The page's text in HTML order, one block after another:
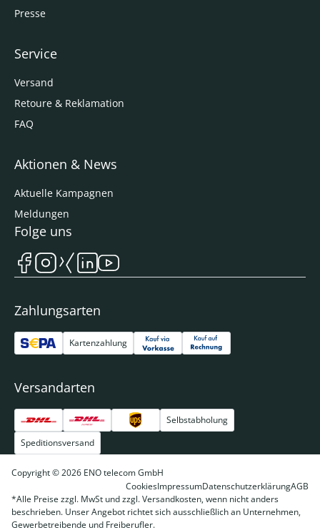
Presse
Service
Versand
Retoure & Reklamation
FAQ
Aktionen & News
Aktuelle Kampagnen
Meldungen
Zahlungsarten
Kartenzahlung
Versandarten
Selbstabholung
Speditionsversand
Folge uns
Copyright © 2026 ENO telecom GmbH
CookiesImpressumDatenschutzerklärungAGB
*Alle Preise zzgl. MwSt und zzgl. Versandkosten, wenn nicht anders
beschrieben. Unser Angebot richtet sich ausschließlich an Unternehmen,
Gewerbetreibende und Freiberufler.